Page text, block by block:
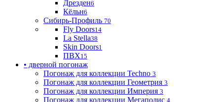
Дрезден6
Кёльн6
Сибирь-Профиль 70
Fly Doors14
La Stella38
Skin Doors1
ПВХ15
• дверной погонаж
Погонаж для коллекции Techno 3
Погонаж для коллекции Геометрия 3
Погонаж для коллекции Империя 3
Погонаж для коллекции Мегаполис 4